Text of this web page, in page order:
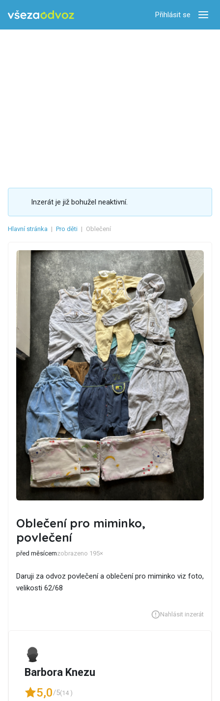
Přihlásit se
Inzerát je již bohužel neaktivní.
Hlavní stránka | Pro děti | Oblečení
Oblečení pro miminko,
povlečení
před měsícemzobrazeno 195×
Daruji za odvoz povlečení a oblečení pro miminko viz foto,
velikosti 62/68
Nahlásit inzerát
Barbora Knezu
5,0/5(14 )